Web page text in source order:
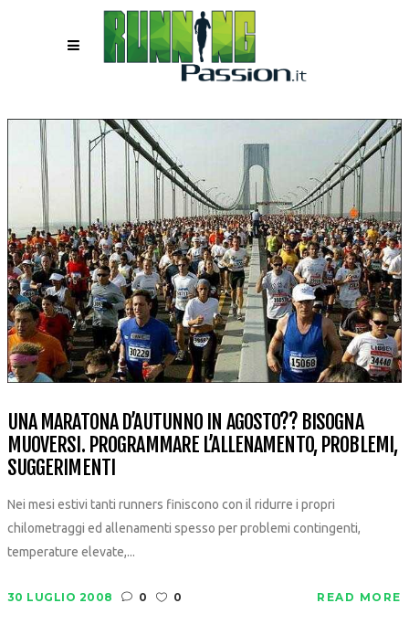
UNA MARATONA D’AUTUNNO IN AGOSTO?? BISOGNA
MUOVERSI. PROGRAMMARE L’ALLENAMENTO, PROBLEMI,
SUGGERIMENTI
Nei mesi estivi tanti runners finiscono con il ridurre i propri
chilometraggi ed allenamenti spesso per problemi contingenti,
temperature elevate,...
30 LUGLIO 2008 0 0 READ MORE